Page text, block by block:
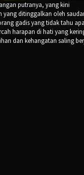
putranya, yang kini
yang ditinggalkan oleh
gadis yang tidak tahu
harapan di hati yang
dan kehangatan saling